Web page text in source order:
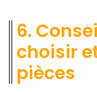
6.
choisir
pièces